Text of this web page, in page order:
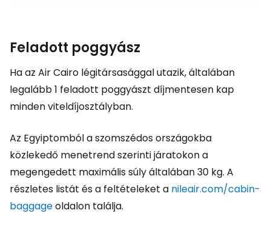
Feladott poggyász
Ha az Air Cairo légitársasággal utazik, általában
legalább 1 feladott poggyászt díjmentesen kap
minden viteldíjosztályban.
Az Egyiptomból a szomszédos országokba
közlekedő menetrend szerinti járatokon a
megengedett maximális súly általában 30 kg. A
részletes listát és a feltételeket a nileair.com/cabin-
baggageoldalon találja.